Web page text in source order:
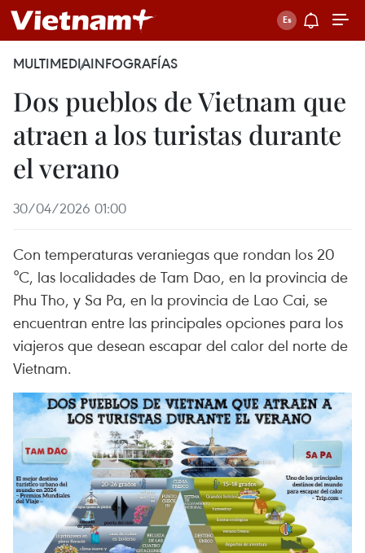
MULTIMEDIAINFOGRAFÍAS
Dos pueblos de Vietnam que
atraen a los turistas durante
el verano
30/04/2026 01:00
Con temperaturas veraniegas que rondan los 20
°C, las localidades de Tam Dao, en la provincia de
Phu Tho, y Sa Pa, en la provincia de Lao Cai, se
encuentran entre las principales opciones para los
viajeros que desean escapar del calor del norte de
Vietnam.